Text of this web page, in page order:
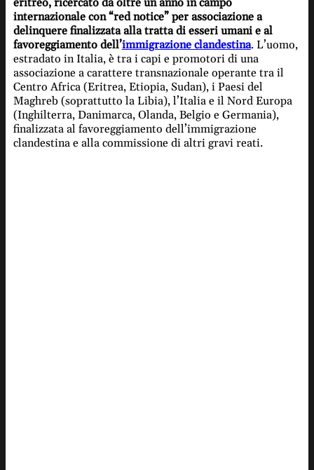
eritreo, ricercato da oltre un anno in campo
internazionale con “red notice” per associazione a
delinquere finalizzata alla tratta di esseri umani e al
favoreggiamento dell’immigrazione clandestina. L’uomo,
estradato in Italia, è tra i capi e promotori di una
associazione a carattere transnazionale operante tra il
Centro Africa (Eritrea, Etiopia, Sudan), i Paesi del
Maghreb (soprattutto la Libia), l’Italia e il Nord Europa
(Inghilterra, Danimarca, Olanda, Belgio e Germania),
finalizzata al favoreggiamento dell’immigrazione
clandestina e alla commissione di altri gravi reati.